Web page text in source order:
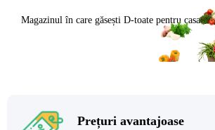
Magazinul în care găsești D-toate pentru casa ta
Prețuri avantajoase